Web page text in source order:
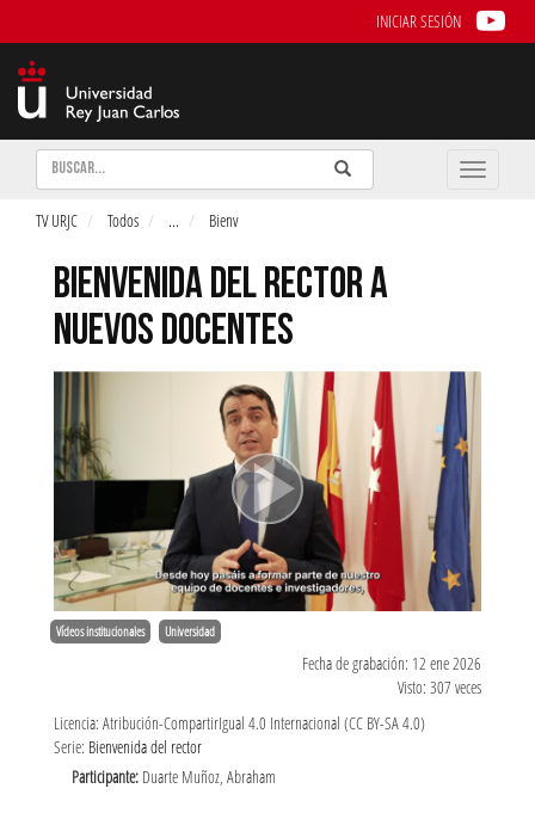
INICIAR SESIÓN
Buscar Enviar
Buscar
Toggle
TV URJC Todos ... Bienv
BIENVENIDA DEL RECTOR A
NUEVOS DOCENTES
Vídeos institucionales Universidad
Fecha de grabación: 12 ene 2026
Visto: 307 veces
Licencia: Atribución-CompartirIgual 4.0 Internacional (CC BY-SA 4.0)
Serie: Bienvenida del rector
Participante: Duarte Muñoz, Abraham